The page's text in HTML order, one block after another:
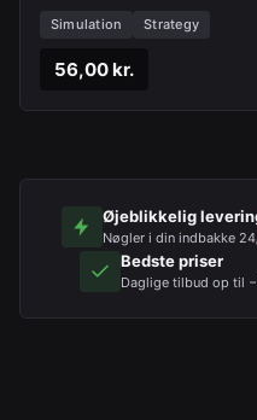
Simulation Strategy
56,00 kr.
Øjeblikkelig
Nøgler i din indbakke
Bedste priser
Daglige tilbud op til